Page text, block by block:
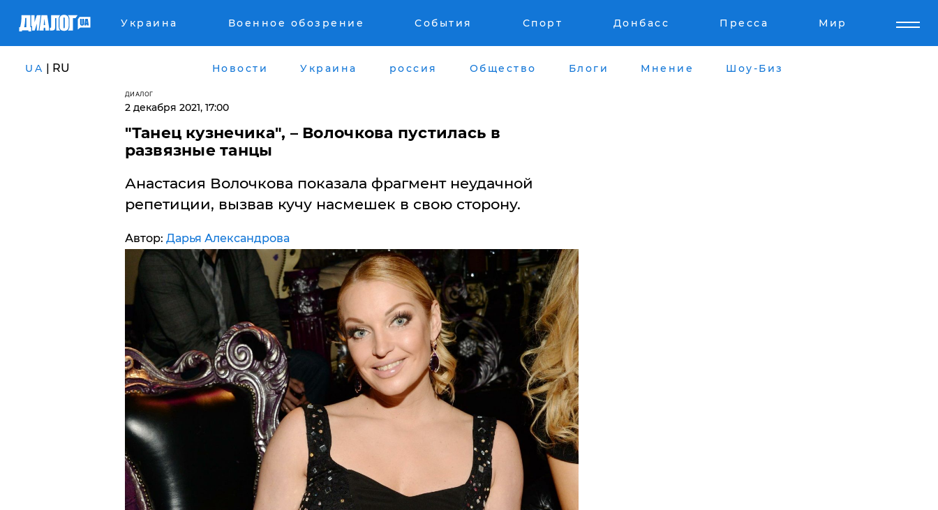
Украина Военное обозрение События Спорт Донбасс Пресса Мир
UA | RU Новости Украина россия Общество Блоги Мнение Шоу-Биз
ДИАЛОГ
2 декабря 2021, 17:00
"Танец кузнечика", – Волочкова пустилась в
развязные танцы
Анастасия Волочкова показала фрагмент неудачной
репетиции, вызвав кучу насмешек в свою сторону.
Автор: Дарья Александрова